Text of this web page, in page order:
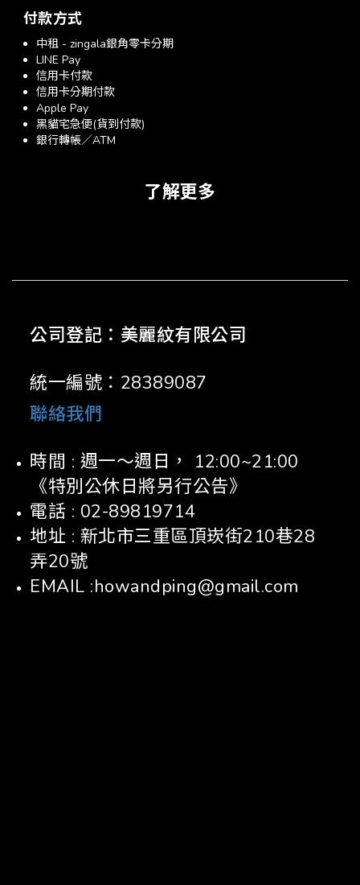
付款方式
中租 - zingala銀角零卡分期
LINE Pay
信用卡付款
信用卡分期付款
Apple Pay
黑貓宅急便(貨到付款)
銀行轉帳／ATM
了解更多
公司登記：美麗紋有限公司
統一編號：28389087
聯絡我們
時間 : 週一～週日， 12:00~21:00
《特別公休日將另行公告》
電話 : 02-89819714
地址 : 新北市三重區頂崁街210巷28
弄20號
EMAIL :howandping@gmail.com